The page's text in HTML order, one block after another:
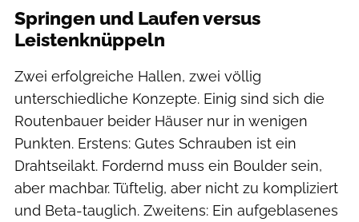
Springen und Laufen versus
Leistenknüppeln
Zwei erfolgreiche Hallen, zwei völlig
unterschiedliche Konzepte. Einig sind sich die
Routenbauer beider Häuser nur in wenigen
Punkten. Erstens: Gutes Schrauben ist ein
Drahtseilakt. Fordernd muss ein Boulder sein,
aber machbar. Tüftelig, aber nicht zu kompliziert
und Beta-tauglich. Zweitens: Ein aufgeblasenes